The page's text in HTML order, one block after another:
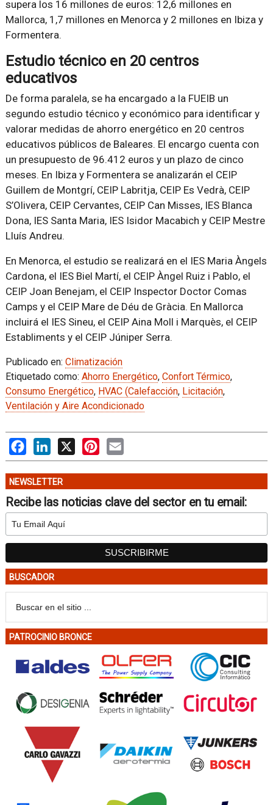
supera los 16 millones de euros: 12,6 millones en
Mallorca, 1,7 millones en Menorca y 2 millones en Ibiza y
Formentera.
Estudio técnico en 20 centros
educativos
De forma paralela, se ha encargado a la FUEIB un
segundo estudio técnico y económico para identificar y
valorar medidas de ahorro energético en 20 centros
educativos públicos de Baleares. El encargo cuenta con
un presupuesto de 96.412 euros y un plazo de cinco
meses. En Ibiza y Formentera se analizarán el CEIP
Guillem de Montgrí, CEIP Labritja, CEIP Es Vedrà, CEIP
S’Olivera, CEIP Cervantes, CEIP Can Misses, IES Blanca
Dona, IES Santa Maria, IES Isidor Macabich y CEIP Mestre
Lluís Andreu.
En Menorca, el estudio se realizará en el IES Maria Àngels
Cardona, el IES Biel Martí, el CEIP Àngel Ruiz i Pablo, el
CEIP Joan Benejam, el CEIP Inspector Doctor Comas
Camps y el CEIP Mare de Déu de Gràcia. En Mallorca
incluirá el IES Sineu, el CEIP Aina Moll i Marquès, el CEIP
Establiments y el CEIP Júniper Serra.
Publicado en: Climatización
Etiquetado como: Ahorro Energético, Confort Térmico,
Consumo Energético, HVAC (Calefacción, Licitación,
Ventilación y Aire Acondicionado
FacebookLinkedIn Pinterest
NEWSLETTER
Recibe las noticias clave del sector en tu email:
BUSCADOR
PATROCINIO BRONCE